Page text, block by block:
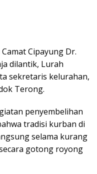
Cipayung Dr.
dilantik, Lurah
sekretaris kelurahan,
Terong.
penyembelihan
tradisi kurban di
selama kurang
gotong royong